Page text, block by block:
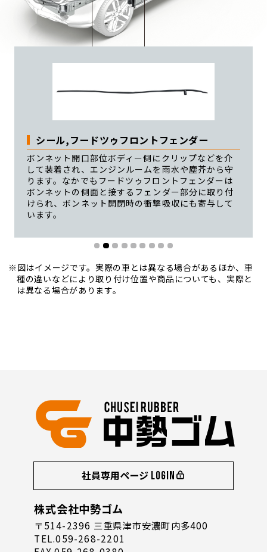
シール,フードツゥカウルトップ
シール,フードツゥフロントフェンダー
ボンネット開口部位ボディー側にクリップなどを介
して装着され、エンジンルームを雨水や塵芥から守
ります。なかでもフードツゥフロントフェンダーは
ボンネットの側面と接するフェンダー部分に取り付
けられ、ボンネット開閉時の衝撃吸収にも寄与して
います。
シール,フードツゥフロントエンドパネル
ウェザーストリップ,オープニングトリム
サブシール,ルーフ
ウェザーストリップ,リアドアNo.3
ウェザーストリップ,ドア
ウェザーストリップ,スライディングルーフ
ウェザーストリップ,バックドア(ラゲージ)
※図はイメージです。実際の車とは異なる場合があるほか、車
種の違いなどにより取り付け位置や商品についても、実際と
は異なる場合があります。
社員専用ページ LOGIN
株式会社中勢ゴム
〒514-2396 三重県津市安濃町内多400
TEL.059-268-2201